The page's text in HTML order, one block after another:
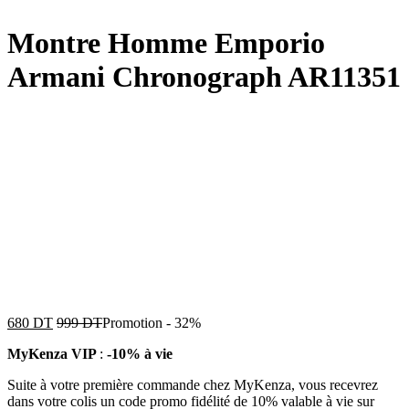
Montre Homme Emporio
Armani Chronograph AR11351
680 DT 999DTPromotion - 32%
MyKenza VIP : -10% à vie
Suite à votre première commande chez MyKenza, vous recevrez
dans votre colis un code promo fidélité de 10% valable à vie sur